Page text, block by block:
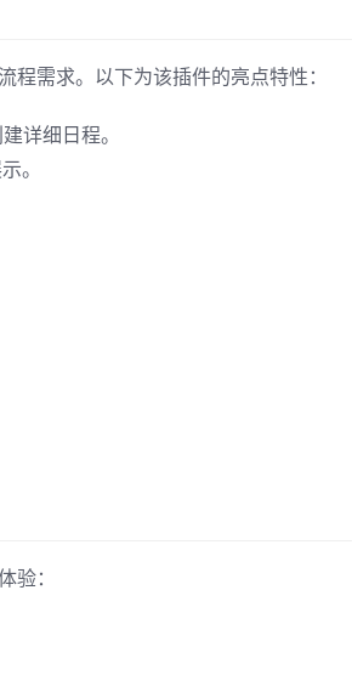
需求。以下为该插件的亮点特性：
详细日程。
。
：